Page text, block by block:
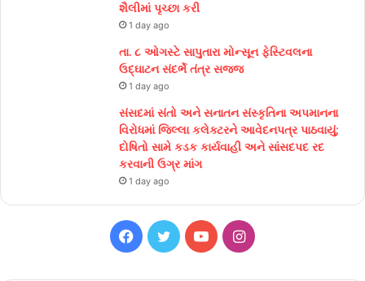
શૈલીમાં પૃચ્છા કરી
1 day ago
તા. ૮ ઓગસ્ટે સાપુતારા મોન્સૂન ફેસ્ટિવલના
ઉદ્ઘાટન સંદર્ભે તંત્ર સજ્જ
1 day ago
સંસદમાં સંતો અને સનાતન સંસ્કૃતિના અપમાનના
વિરોધમાં જિલ્લા કલેક્ટરને આવેદનપત્ર પાઠવાયું;
દોષિતો સામે કડક કાર્યવાહી અને સાંસદપદ રદ
કરવાની ઉગ્ર માંગ
1 day ago
Facebook
TwitterYouTubeInstagram